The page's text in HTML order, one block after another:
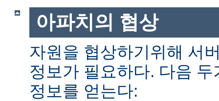
아파치의 협상
자원을 협상하기위해 서
정보가 필요하다. 다음
정보를 얻는다: